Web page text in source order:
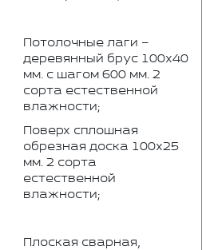
Потолочные лаги –
деревянный брус 100x40
мм. с шагом 600 мм. 2
сорта естественной
влажности;
Поверх сплошная
обрезная доска 100x25
мм. 2 сорта
естественной
влажности;
Плоская сварная,